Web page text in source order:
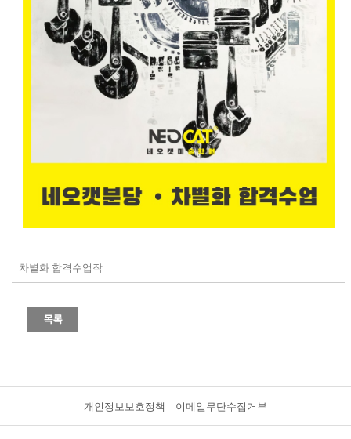
차별화 합격수업작
개인정보보호정책 이메일무단수집거부